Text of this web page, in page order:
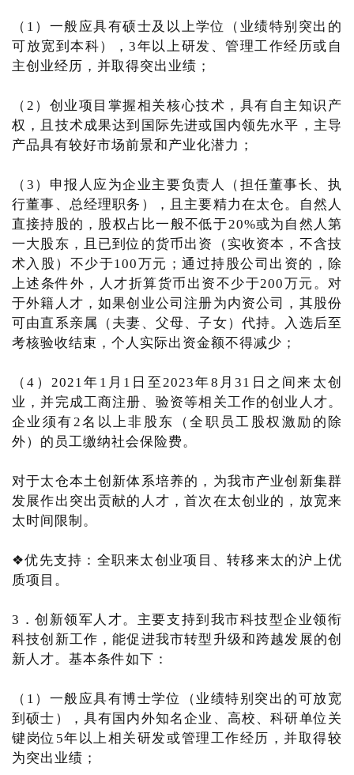
（1）一般应具有硕士及以上学位（业绩特别突出的
可放宽到本科），3年以上研发、管理工作经历或自
主创业经历，并取得突出业绩；
（2）创业项目掌握相关核心技术，具有自主知识产
权，且技术成果达到国际先进或国内领先水平，主导
产品具有较好市场前景和产业化潜力；
（3）申报人应为企业主要负责人（担任董事长、执
行董事、总经理职务），且主要精力在太仓。自然人
直接持股的，股权占比一般不低于20%或为自然人第
一大股东，且已到位的货币出资（实收资本，不含技
术入股）不少于100万元；通过持股公司出资的，除
上述条件外，人才折算货币出资不少于200万元。对
于外籍人才，如果创业公司注册为内资公司，其股份
可由直系亲属（夫妻、父母、子女）代持。入选后至
考核验收结束，个人实际出资金额不得减少；
（4）2021年1月1日至2023年8月31日之间来太创
业，并完成工商注册、验资等相关工作的创业人才。
企业须有2名以上非股东（全职员工股权激励的除
外）的员工缴纳社会保险费。
对于太仓本土创新体系培养的，为我市产业创新集群
发展作出突出贡献的人才，首次在太创业的，放宽来
太时间限制。
❖优先支持：全职来太创业项目、转移来太的沪上优
质项目。
3．创新领军人才。主要支持到我市科技型企业领衔
科技创新工作，能促进我市转型升级和跨越发展的创
新人才。基本条件如下：
（1）一般应具有博士学位（业绩特别突出的可放宽
到硕士），具有国内外知名企业、高校、科研单位关
键岗位5年以上相关研发或管理工作经历，并取得较
为突出业绩；